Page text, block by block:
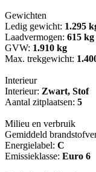
Gewichten
Ledig gewicht: 1.295
Laadvermogen: 615 kg
GVW: 1.910 kg
Max. trekgewicht:
Interieur
Interieur: Zwart, Stof
Aantal zitplaatsen: 5
Milieu en verbruik
Gemiddeld
Energielabel: C
Emissieklasse: Euro 6